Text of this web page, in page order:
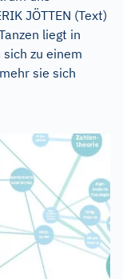
JÖTTEN (Text)
liegt in
sich zu einem
sie sich